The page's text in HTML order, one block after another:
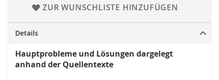
ZUR WUNSCHLISTE HINZUFÜGEN
Details
Hauptprobleme und Lösungen dargelegt
anhand der Quellentexte